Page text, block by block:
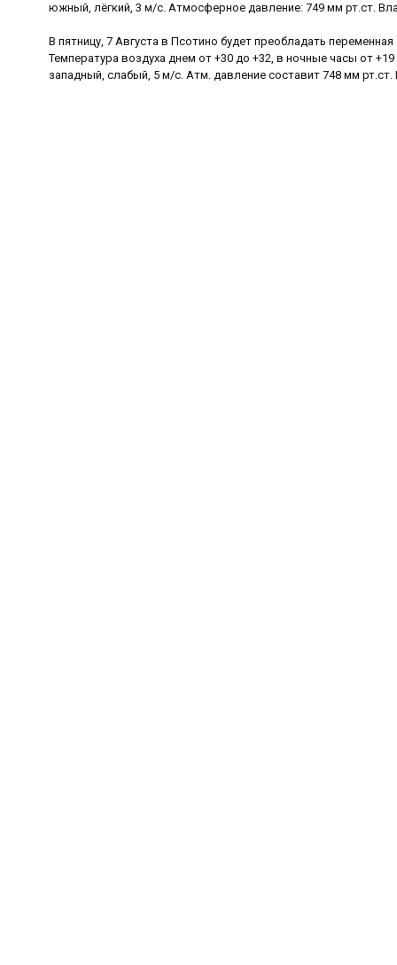
южный, лёгкий, 3 м/с. Атмосферное давление: 749 мм рт.ст.
В пятницу, 7 Августа в Псотино будет преобладать
Температура воздуха днем от +30 до +32, в ночные часы от
западный, слабый, 5 м/с. Атм. давление составит 748 мм рт.ст.